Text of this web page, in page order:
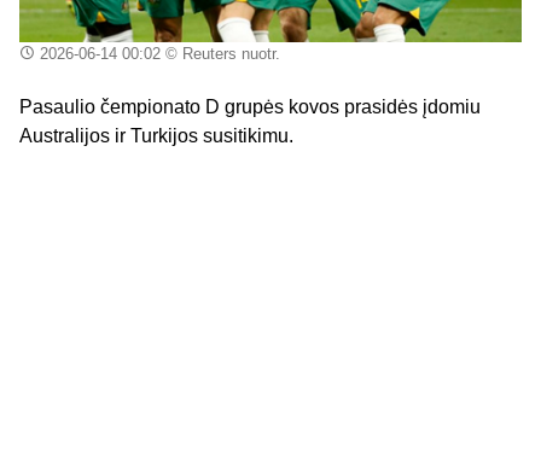
2026-06-14 00:02© Reuters nuotr.
Pasaulio čempionato D grupės kovos prasidės įdomiu
Australijos ir Turkijos susitikimu.